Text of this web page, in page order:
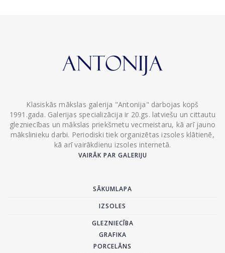
Klasiskās mākslas galerija "Antonija" darbojas kopš
1991.gada. Galerijas specializācija ir 20.gs. latviešu un cittautu
glezniecības un mākslas priekšmetu vecmeistaru, kā arī jauno
mākslinieku darbi. Periodiski tiek organizētas izsoles klātienē,
kā arī vairākdienu izsoles internetā.
VAIRĀK PAR GALERIJU
SĀKUMLAPA
IZSOLES
GLEZNIECĪBA
GRAFIKA
PORCELĀNS